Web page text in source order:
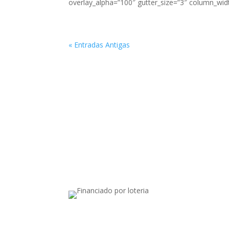
overlay_alpha=”100″ gutter_size=”3″
« Entradas Antigas